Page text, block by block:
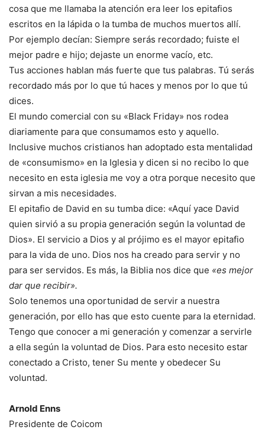
cosa que me llamaba la atención era leer los epitafios
escritos en la lápida o la tumba de muchos muertos allí.
Por ejemplo decían: Siempre serás recordado; fuiste el
mejor padre e hijo; dejaste un enorme vacío, etc.
Tus acciones hablan más fuerte que tus palabras. Tú serás
recordado más por lo que tú haces y menos por lo que tú
dices.
El mundo comercial con su «Black Friday» nos rodea
diariamente para que consumamos esto y aquello.
Inclusive muchos cristianos han adoptado esta mentalidad
de «consumismo» en la Iglesia y dicen si no recibo lo que
necesito en esta iglesia me voy a otra porque necesito que
sirvan a mis necesidades.
El epitafio de David en su tumba dice: «Aquí yace David
quien sirvió a su propia generación según la voluntad de
Dios». El servicio a Dios y al prójimo es el mayor epitafio
para la vida de uno. Dios nos ha creado para servir y no
para ser servidos. Es más, la Biblia nos dice que «es mejor
dar que recibir».
Solo tenemos una oportunidad de servir a nuestra
generación, por ello has que esto cuente para la eternidad.
Tengo que conocer a mi generación y comenzar a servirle
a ella según la voluntad de Dios. Para esto necesito estar
conectado a Cristo, tener Su mente y obedecer Su
voluntad.
Arnold Enns
Presidente de Coicom